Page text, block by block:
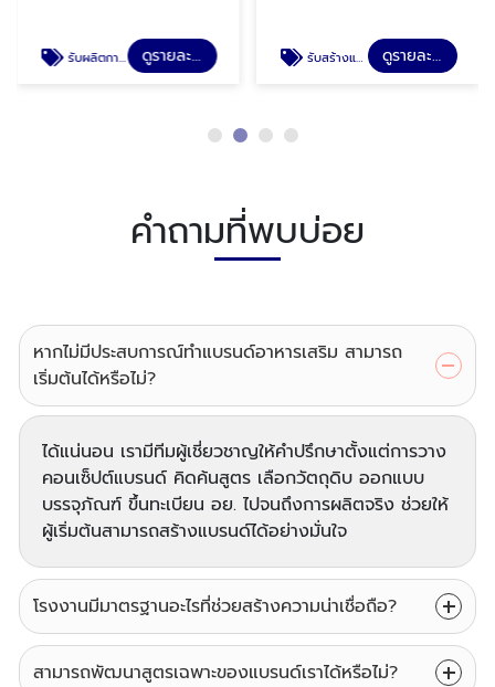
รับผลิตกาแฟเพื่อสุขภาพ ดูรายละเอียด รับสร้างแบรนด์อาหารเสริม ดูรายละเอียด
คำถามที่พบบ่อย
หากไม่มีประสบการณ์ทำแบรนด์อาหารเสริม สามารถ
เริ่มต้นได้หรือไม่?
ได้แน่นอน เรามีทีมผู้เชี่ยวชาญให้คำปรึกษาตั้งแต่การวาง
คอนเซ็ปต์แบรนด์ คิดค้นสูตร เลือกวัตถุดิบ ออกแบบ
บรรจุภัณฑ์ ขึ้นทะเบียน อย. ไปจนถึงการผลิตจริง ช่วยให้
ผู้เริ่มต้นสามารถสร้างแบรนด์ได้อย่างมั่นใจ
โรงงานมีมาตรฐานอะไรที่ช่วยสร้างความน่าเชื่อถือ?
สามารถพัฒนาสูตรเฉพาะของแบรนด์เราได้หรือไม่?